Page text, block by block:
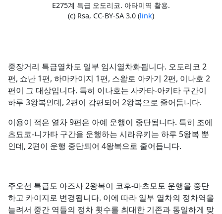
E275계 특급 오도리코. 아타미역 촬용.
(c) Rsa, CC-BY-SA 3.0 (link)
중장거리 특급열차도 일부 임시열차화됩니다. 오도리코 2
편, 쇼난 1편, 하마카이지 1편, 스왈로 아카기 2편, 이나호 2
편이 그 대상입니다. 특히 이나호는 사카타-아키타 구간이
하루 3왕복인데, 2편이 감편되어 2왕복으로 줄어듭니다.
이용이 적은 열차 9편은 아예 운행이 중단됩니다. 특히 조에
츠묘코-니가타 구간을 운행하는 시라유키는 하루 5왕복 뿐
인데, 2편이 운행 중단되어 4왕복으로 줄어듭니다.
주오선 특급도 아즈사 2왕복이 코후-마츠모토 운행을 중단
하고 카이지로 변경됩니다. 이에 따라 일부 열차의 정차역을
늘려서 중간 역들의 정차 횟수를 최대한 기존과 동일하게 맞